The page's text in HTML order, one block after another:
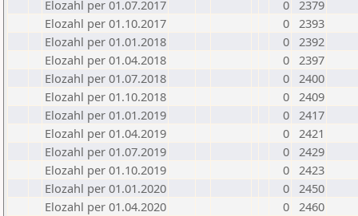
Elozahl per 01.07.2017
0 2379
Elozahl per 01.10.2017
0 2393
Elozahl per 01.01.2018
0 2392
Elozahl per 01.04.2018
0 2397
Elozahl per 01.07.2018
0 2400
Elozahl per 01.10.2018
0 2409
Elozahl per 01.01.2019
0 2417
Elozahl per 01.04.2019
0 2421
Elozahl per 01.07.2019
0 2429
Elozahl per 01.10.2019
0 2423
Elozahl per 01.01.2020
0 2450
Elozahl per 01.04.2020
0 2460